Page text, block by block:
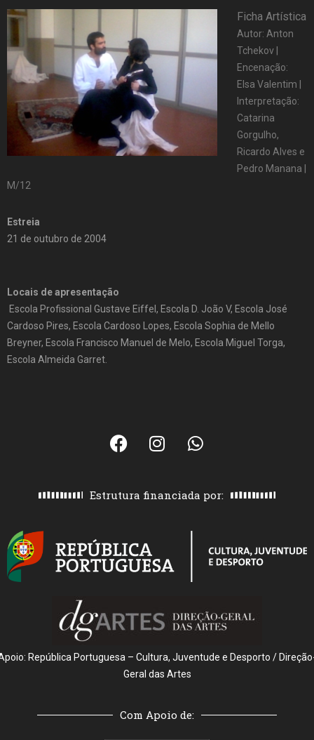
Ficha Artística
Autor: Anton
Tchekov |
Encenação:
Elsa Valentim |
Interpretação:
Catarina
Gorgulho,
Ricardo Alves e
Pedro Manana |
M/12
Estreia
21 de outubro de 2004
Locais de apresentação
Escola Profissional Gustave Eiffel, Escola D. João V, Escola José
Cardoso Pires, Escola Cardoso Lopes, Escola Sophia de Mello
Breyner, Escola Francisco Manuel de Melo, Escola Miguel Torga,
Escola Almeida Garret.
Estrutura financiada por:
República Portuguesa – Cultura, Juventude e Desporto /
Geral das Artes
Com Apoio de: